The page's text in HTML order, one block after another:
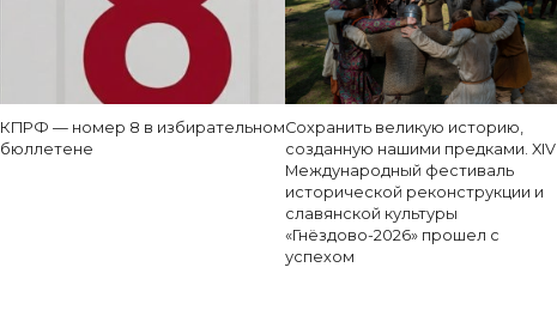
КПРФ — номер 8 в избирательном
бюллетене
Сохранить великую историю,
созданную нашими предками. XIV
Международный фестиваль
исторической реконструкции и
славянской культуры
«Гнёздово-2026» прошел с
успехом